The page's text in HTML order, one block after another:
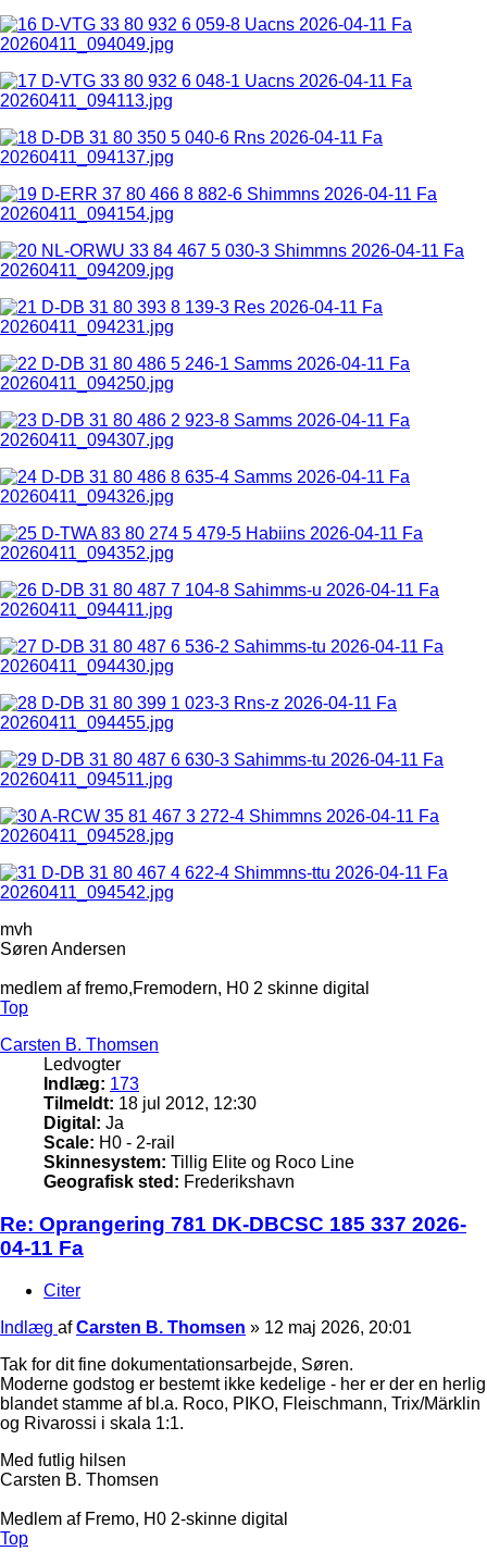
mvh
Søren Andersen
medlem af fremo,Fremodern, H0 2 skinne digital
Top
Carsten B. Thomsen
Ledvogter
Indlæg: 173
Tilmeldt: 18 jul 2012, 12:30
Digital: Ja
Scale: H0 - 2-rail
Skinnesystem: Tillig Elite og Roco Line
Geografisk sted: Frederikshavn
Re: Oprangering 781 DK-DBCSC 185 337 2026-
04-11 Fa
Citer
Indlæg afCarsten B. Thomsen » 12 maj 2026, 20:01
Tak for dit fine dokumentationsarbejde, Søren.
Moderne godstog er bestemt ikke kedelige - her er der en herlig
blandet stamme af bl.a. Roco, PIKO, Fleischmann, Trix/Märklin
og Rivarossi i skala 1:1.
Med futlig hilsen
Carsten B. Thomsen
Medlem af Fremo, H0 2-skinne digital
Top